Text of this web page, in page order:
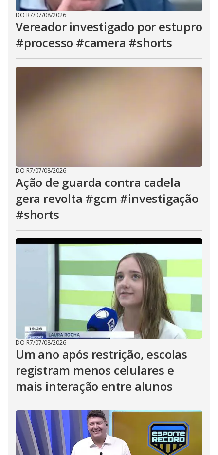
DO R7/07/08/2026
Vereador investigado por estupro
#processo #camera #shorts
DO R7/07/08/2026
Ação de guarda contra cadela
gera revolta #gcm #investigação
#shorts
DO R7/07/08/2026
Um ano após restrição, escolas
registram menos celulares e
mais interação entre alunos